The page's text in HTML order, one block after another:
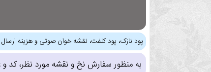
پود نازک، پود کلفت، نقشه خوان صوتی و هزینه
به منظور سفارش نخ و نقشه مورد نظر، کد